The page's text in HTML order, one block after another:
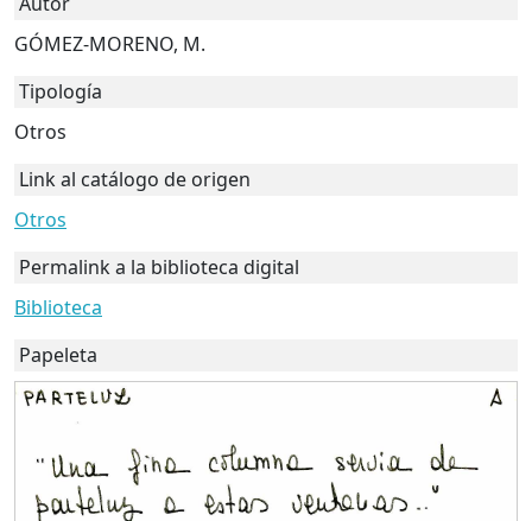
GÓMEZ-MORENO, M.
Tipología
Otros
Link al catálogo de origen
Otros
Permalink a la biblioteca digital
Biblioteca
Papeleta